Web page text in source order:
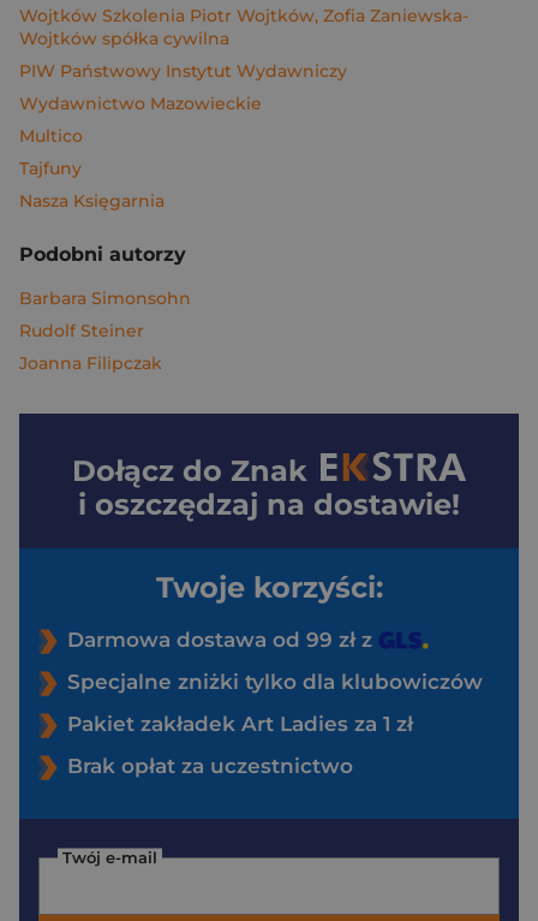
Wojtków Szkolenia Piotr Wojtków, Zofia Zaniewska-
Wojtków spółka cywilna
PIW Państwowy Instytut Wydawniczy
Wydawnictwo Mazowieckie
Multico
Tajfuny
Nasza Księgarnia
Podobni autorzy
Barbara Simonsohn
Rudolf Steiner
Joanna Filipczak
Dołącz do Znak
i oszczędzaj na dostawie!
Twoje korzyści:
Darmowa dostawa od 99 zł z
Specjalne zniżki tylko dla klubowiczów
Pakiet zakładek Art Ladies za 1 zł
Brak opłat za uczestnictwo
Twój e-mail